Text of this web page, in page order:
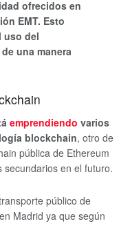
ofrecidos en
EMT. Esto
uso del
una manera
emprendiendo varios
blockchain, otro de
pública de Ethereum
en el futuro.
público de
Madrid ya que según